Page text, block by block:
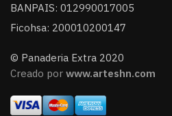
BANPAIS: 012990017005
Ficohsa: 200010200147
© Panaderia Extra 2020
Creado por www.arteshn.com